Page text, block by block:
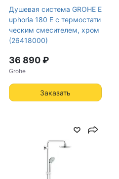
Душевая система GROHE E
uphoria 180 E с термостати
ческим смесителем, хром
(26418000)
36 890 ₽
Grohe
Заказать